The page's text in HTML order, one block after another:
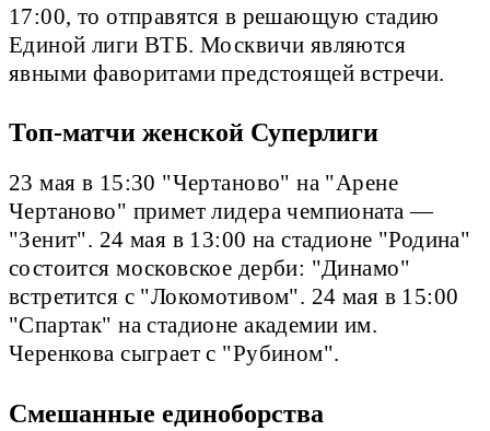
17:00, то отправятся в решающую стадию
Единой лиги ВТБ. Москвичи являются
явными фаворитами предстоящей встречи.
Топ-матчи женской Суперлиги
23 мая в 15:30 "Чертаново" на "Арене
Чертаново" примет лидера чемпионата —
"Зенит". 24 мая в 13:00 на стадионе "Родина"
состоится московское дерби: "Динамо"
встретится с "Локомотивом". 24 мая в 15:00
"Спартак" на стадионе академии им.
Черенкова сыграет с "Рубином".
Смешанные единоборства